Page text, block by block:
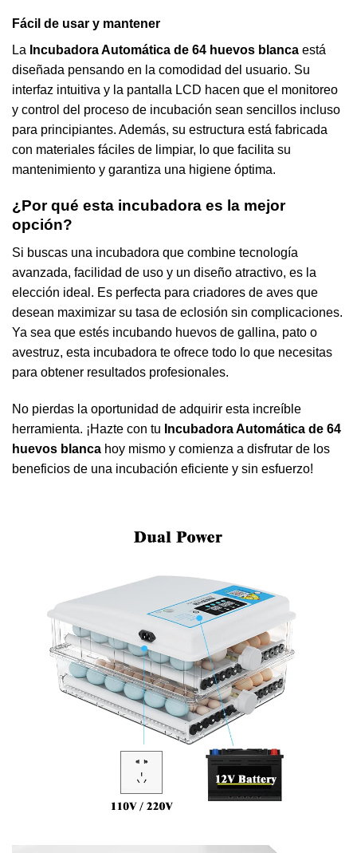
Fácil de usar y mantener
La Incubadora Automática de 64 huevos blanca está
diseñada pensando en la comodidad del usuario. Su
interfaz intuitiva y la pantalla LCD hacen que el monitoreo
y control del proceso de incubación sean sencillos incluso
para principiantes. Además, su estructura está fabricada
con materiales fáciles de limpiar, lo que facilita su
mantenimiento y garantiza una higiene óptima.
¿Por qué esta incubadora es la mejor
opción?
Si buscas una incubadora que combine tecnología
avanzada, facilidad de uso y un diseño atractivo, es la
elección ideal. Es perfecta para criadores de aves que
desean maximizar su tasa de eclosión sin complicaciones.
Ya sea que estés incubando huevos de gallina, pato o
avestruz, esta incubadora te ofrece todo lo que necesitas
para obtener resultados profesionales.
No pierdas la oportunidad de adquirir esta increíble
herramienta. ¡Hazte con tu Incubadora Automática de 64
huevos blanca hoy mismo y comienza a disfrutar de los
beneficios de una incubación eficiente y sin esfuerzo!